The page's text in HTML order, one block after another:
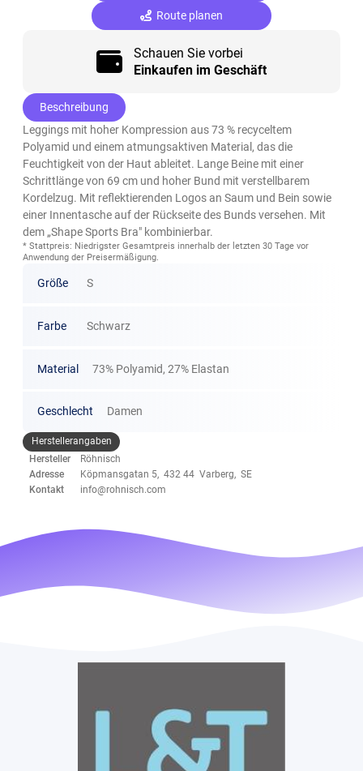
Route planen
Schauen Sie vorbei
Einkaufen im Geschäft
Beschreibung
Leggings mit hoher Kompression aus 73 % recyceltem
Polyamid und einem atmungsaktiven Material, das die
Feuchtigkeit von der Haut ableitet. Lange Beine mit einer
Schrittlänge von 69 cm und hoher Bund mit verstellbarem
Kordelzug. Mit reflektierenden Logos an Saum und Bein sowie
einer Innentasche auf der Rückseite des Bunds versehen. Mit
dem „Shape Sports Bra" kombinierbar.
* Stattpreis: Niedrigster Gesamtpreis innerhalb der letzten 30 Tage vor
Anwendung der Preisermäßigung.
Größe S
Farbe Schwarz
Material 73% Polyamid, 27% Elastan
Geschlecht Damen
Herstellerangaben
Hersteller
Röhnisch
Adresse
Köpmansgatan 5, 432 44 Varberg, SE
Kontakt
info@rohnisch.com